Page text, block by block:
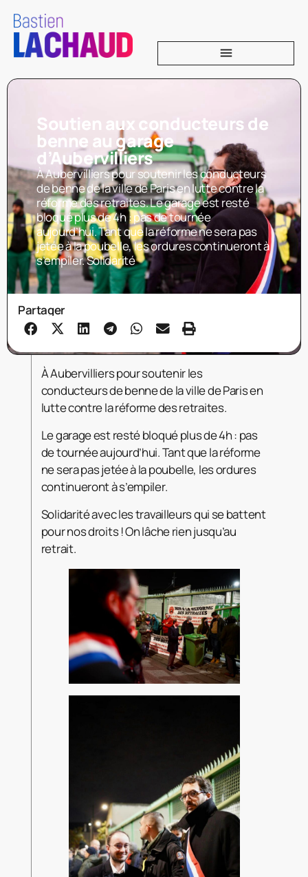
Soutien aux conducteurs de
benne au garage
d’Aubervilliers
À Aubervilliers pour soutenir les conducteurs
de benne de la ville de Paris en lutte contre la
réforme des retraites. Le garage est resté
bloqué plus de 4h : pas de tournée
aujourd’hui. Tant que la réforme ne sera pas
jetée à la poubelle, les ordures continueront à
s’empiler. Solidarité
Partager
À Aubervilliers pour soutenir les
conducteurs de benne de la ville de Paris en
lutte contre la réforme des retraites.
Le garage est resté bloqué plus de 4h : pas
de tournée aujourd’hui. Tant que la réforme
ne sera pas jetée à la poubelle, les ordures
continueront à s’empiler.
Solidarité avec les travailleurs qui se battent
pour nos droits ! On lâche rien jusqu’au
retrait.